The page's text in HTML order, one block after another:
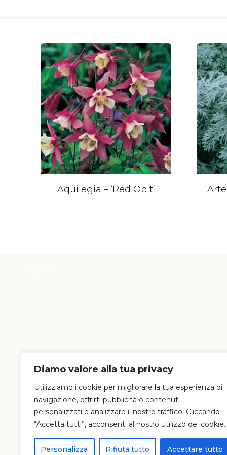
Diamo valore alla tua privacy
Utilizziamo i cookie per migliorare la tua esperienza di
navigazione, offrirti pubblicità o contenuti
personalizzati e analizzare il nostro traffico. Cliccando
“Accetta tutti”, acconsenti al nostro utilizzo dei cookie.
Personalizza Rifiuta tutto Accettare tutto
Aquilegia – ‘Red Obit’